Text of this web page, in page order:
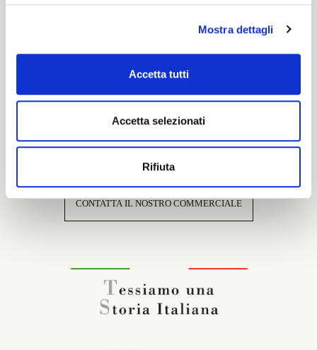
Mostra dettagli
Accetta tutti
Accetta selezionati
Rifiuta
Caratteristiche e certificazioni
Interessato a questo tessuto?
CONTATTA IL NOSTRO COMMERCIALE